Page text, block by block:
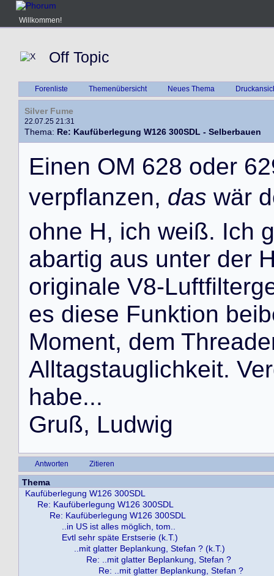
Willkommen!
Off Topic
Forenliste Themenübersicht Neues Thema
Silver Fume
22.07.25 21:31
Thema: Re: Kaufüberlegung W126 300SDL - Selberbauen
Einen OM 628 oder 62
verpflanzen, das wär d
ohne H, ich weiß. Ich g
abartig aus unter der
originale V8-Luftfilterg
es diese Funktion beib
Moment, dem Threade
Alltagstauglichkeit. Ver
habe...
Gruß, Ludwig
Antworten Zitieren
Thema
Kaufüberlegung W126 300SDL
Re: Kaufüberlegung W126 300SDL
Re: Kaufüberlegung W126 300SDL
..in US ist alles möglich, tom..
Evtl sehr späte Erstserie (k.T.)
..mit glatter Beplankung, Stefan ? (k.T.)
Re: ..mit glatter Beplankung, Stefan ?
Re: ..mit glatter Beplankung, Stefan ?